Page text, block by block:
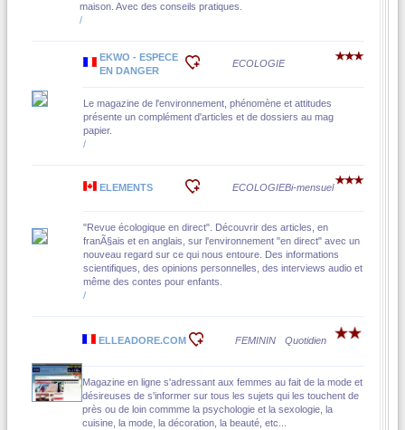
maison. Avec des conseils pratiques.
/
EKWO - ESPECE
EN DANGER
ECOLOGIE
Le magazine de l'environnement, phénomène et attitudes
présente un complément d'articles et de dossiers au mag
papier.
/
ELEMENTS ECOLOGIEBi-mensuel
"Revue écologique en direct". Découvrir des articles, en
franÃ§ais et en anglais, sur l'environnement "en direct" avec un
nouveau regard sur ce qui nous entoure. Des informations
scientifiques, des opinions personnelles, des interviews audio et
même des contes pour enfants.
/
ELLEADORE.COM FEMININ Quotidien
Magazine en ligne s'adressant aux femmes au fait de la mode et
désireuses de s'informer sur tous les sujets qui les touchent de
près ou de loin commme la psychologie et la sexologie, la
cuisine, la mode, la décoration, la beauté, etc...